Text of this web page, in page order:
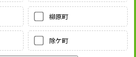
柳原町
除ケ町